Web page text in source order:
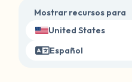
Mostrar recursos para
United States
Español